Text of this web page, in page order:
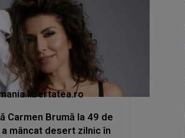
Carmen Brumă la 49 de
a mâncat desert zilnic în